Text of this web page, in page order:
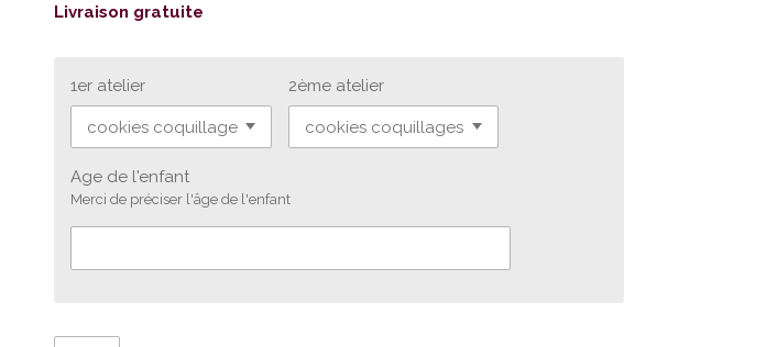
Livraison gratuite
1er atelier 2ème atelier
Age de l'enfant
Merci de préciser l'âge de l'enfant